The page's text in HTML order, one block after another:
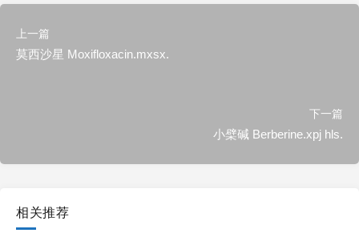
上一篇
莫西沙星 Moxifloxacin.mxsx.
下一篇
小檗碱 Berberine.xpj hls.
相关推荐